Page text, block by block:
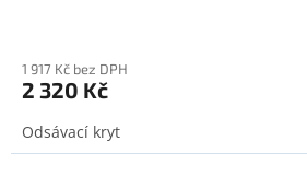
1 917 Kč bez DPH
2 320 Kč
Odsávací kryt